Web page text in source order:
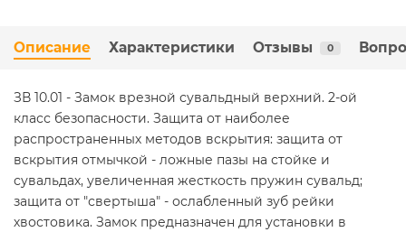
Описание Характеристики Отзывы 0
ЗВ 10.01 - Замок врезной сувальдный верхний. 2-ой
класс безопасности. Защита от наиболее
распространенных методов вскрытия: защита от
вскрытия отмычкой - ложные пазы на стойке и
сувальдах, увеличенная жесткость пружин сувальд;
защита от "свертыша" - ослабленный зуб рейки
хвостовика. Замок предназначен для установки в